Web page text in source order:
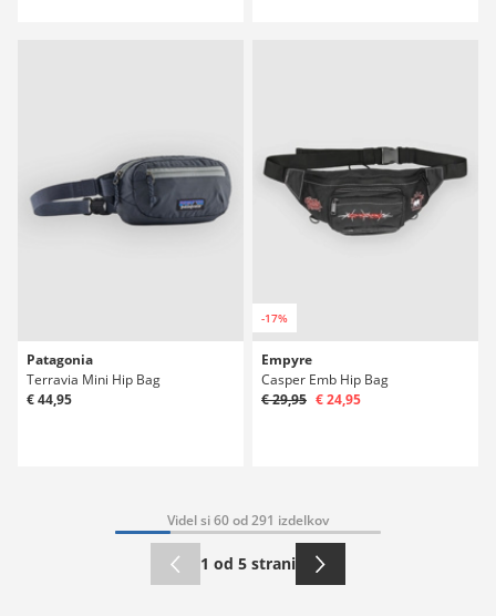
Patagonia
Terravia Mini Hip Bag
€ 44,95
-17%
Empyre
Casper Emb Hip Bag
€ 29,95 € 24,95
Videl si 60 od 291 izdelkov
1 od 5 strani